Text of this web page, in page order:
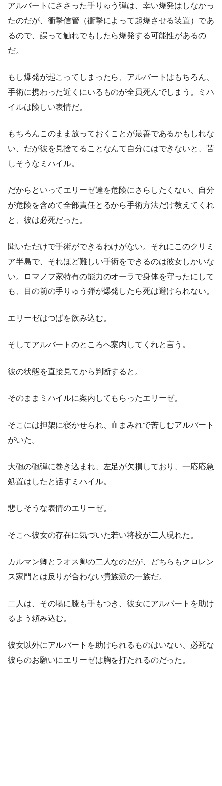
アルバートにささった手りゅう弾は、幸い爆発はしなかっ
たのだが、衝撃信管（衝撃によって起爆させる装置）であ
るので、誤って触れでもしたら爆発する可能性があるの
だ。
もし爆発が起こってしまったら、アルバートはもちろん、
手術に携わった近くにいるものが全員死んでしまう。ミハ
イルは険しい表情だ。
もちろんこのまま放っておくことが最善であるかもしれな
い、だが彼を見捨てることなんて自分にはできないと、苦
しそうなミハイル。
だからといってエリーゼ達を危険にさらしたくない、自分
が危険を含めて全部責任とるから手術方法だけ教えてくれ
と、彼は必死だった。
聞いただけで手術ができるわけがない。それにこのクリミ
ア半島で、それほど難しい手術をできるのは彼女しかいな
い。ロマノフ家特有の能力のオーラで身体を守ったにして
も、目の前の手りゅう弾が爆発したら死は避けられない。
エリーゼはつばを飲み込む。
そしてアルバートのところへ案内してくれと言う。
彼の状態を直接見てから判断すると。
そのままミハイルに案内してもらったエリーゼ。
そこには担架に寝かせられ、血まみれで苦しむアルバート
がいた。
大砲の砲弾に巻き込まれ、左足が欠損しており、一応応急
処置はしたと話すミハイル。
悲しそうな表情のエリーゼ。
そこへ彼女の存在に気づいた若い将校が二人現れた。
カルマン卿とラオス卿の二人なのだが、どちらもクロレン
ス家門とは反りが合わない貴族派の一族だ。
二人は、その場に膝も手もつき、彼女にアルバートを助け
るよう頼み込む。
彼女以外にアルバートを助けられるものはいない、必死な
彼らのお願いにエリーゼは胸を打たれるのだった。